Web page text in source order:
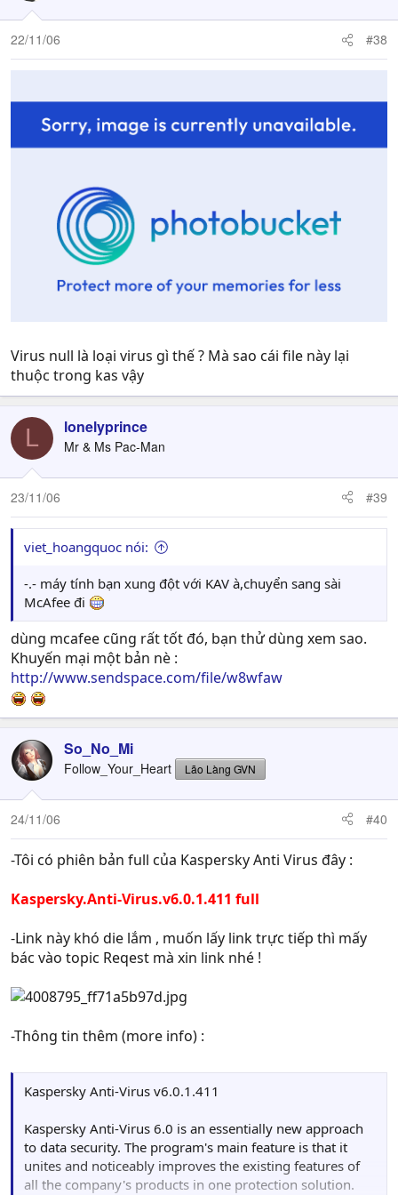
22/11/06 #38
Virus null là loại virus gì thế ? Mà sao cái file này lại
thuộc trong kas vậy
L lonelyprince
Mr & Ms Pac-Man
23/11/06 #39
viet_hoangquoc nói:
-.- máy tính bạn xung đột với KAV à,chuyển sang sài
McAfee đi
dùng mcafee cũng rất tốt đó, bạn thử dùng xem sao.
Khuyến mại một bản nè :
http://www.sendspace.com/file/w8wfaw
So_No_Mi
Follow_Your_Heart Lão Làng GVN
24/11/06 #40
-Tôi có phiên bản full của Kaspersky Anti Virus đây :
Kaspersky.Anti-Virus.v6.0.1.411 full
-Link này khó die lắm , muốn lấy link trực tiếp thì mấy
bác vào topic Reqest mà xin link nhé !
-Thông tin thêm (more info) :
Kaspersky Anti-Virus v6.0.1.411
Kaspersky Anti-Virus 6.0 is an essentially new approach
to data security. The program's main feature is that it
unites and noticeably improves the existing features of
all the company's products in one protection solution.